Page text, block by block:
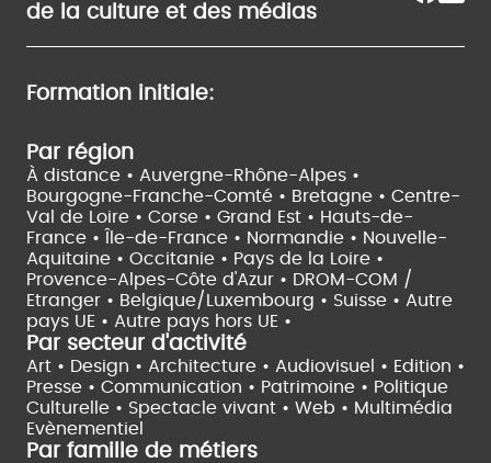
de la culture et des médias
Formation initiale:
Par région
À distance • Auvergne-Rhône-Alpes •
Bourgogne-Franche-Comté • Bretagne • Centre-
Val de Loire • Corse • Grand Est • Hauts-de-
France •
Île-de-France • Normandie • Nouvelle-
Aquitaine • Occitanie • Pays de la Loire •
Provence-Alpes-Côte d'Azur • DROM-COM /
Etranger • Belgique/Luxembourg • Suisse • Autre
pays UE • Autre pays hors UE •
Par secteur d'activité
Art • Design • Architecture • Audiovisuel • Edition •
Presse • Communication • Patrimoine • Politique
Culturelle • Spectacle vivant • Web • Multimédia
Evènementiel
Par famille de métiers